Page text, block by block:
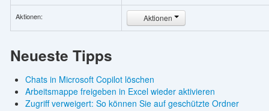
Aktionen: Aktionen
Neueste Tipps
Chats in Microsoft Copilot löschen
Arbeitsmappe freigeben in Excel wieder aktivieren
Zugriff verweigert: So können Sie auf geschützte Ordner